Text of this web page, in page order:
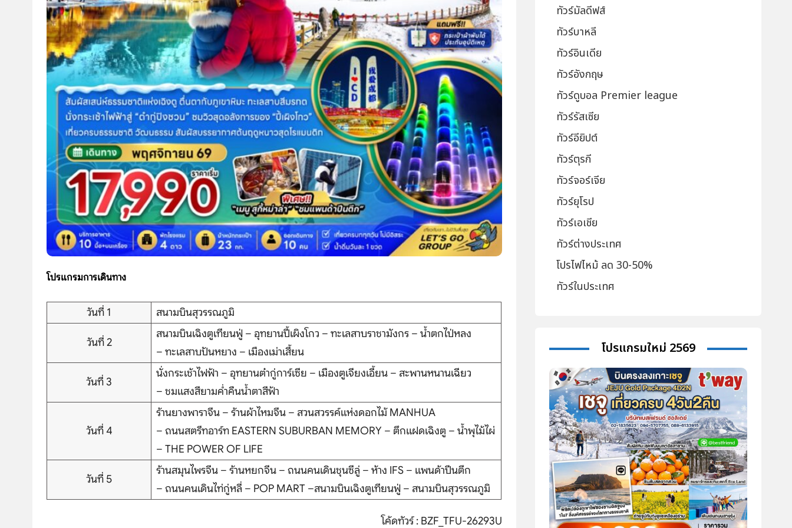
โปรแกรมการเดินทาง
วันที่ 1 สนามบินสุวรรณภูมิ
วันที่ 2
สนามบินเฉิงตูเทียนฟู่ – อุทยานปี้เผิงโกว – ทะเลสาบราชามังกร – น้ำตกไป่หลง
– ทะเลสาบปันหยาง – เมืองเม่าเสี้ยน
วันที่ 3
นั่งกระเช้าไฟฟ้า – อุทยานต๋ากู่การ์เซีย – เมืองตูเจียงเอี้ยน – สะพานหนานเฉียว
– ชมแสงสียามค่ำคืนน้ำตาสีฟ้า
วันที่ 4
ร้านยางพาราจีน – ร้านผ้าไหมจีน – สวนสวรรค์แห่งดอกไม้ MANHUA
– ถนนสตรีทอาร์ท EASTERN SUBURBAN MEMORY – ตึกแฝดเฉิงตู – น้ำพุไม้ไผ่
– THE POWER OF LIFE
วันที่ 5
ร้านสมุนไพรจีน – ร้านหยกจีน – ถนนคนเดินชุนซีลู่ – ห้าง IFS – แพนด้าปีนตึก
– ถนนคนเดินไท่กู่หลี่ – POP MART –สนามบินเฉิงตูเทียนฟู่ – สนามบินสุวรรณภูมิ
โค้ดทัวร์ : BZF_TFU-26293U
ทัวร์มัลดีฟส์
ทัวร์บาหลี
ทัวร์อินเดีย
ทัวร์อังกฤษ
ทัวร์ดูบอล Premier league
ทัวร์รัสเซีย
ทัวร์อียิปต์
ทัวร์ตุรกี
ทัวร์จอร์เจีย
ทัวร์ยุโรป
ทัวร์เอเชีย
ทัวร์ต่างประเทศ
โปรไฟไหม้ ลด 30-50%
ทัวร์ในประเทศ
โปรแกรมใหม่ 2569